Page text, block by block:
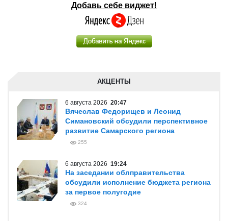
Добавь себе виджет!
АКЦЕНТЫ
6 августа 2026 20:47
Вячеслав Федорищев и Леонид
Симановский обсудили перспективное
развитие Самарского региона
255
6 августа 2026 19:24
На заседании облправительства
обсудили исполнение бюджета региона
за первое полугодие
324